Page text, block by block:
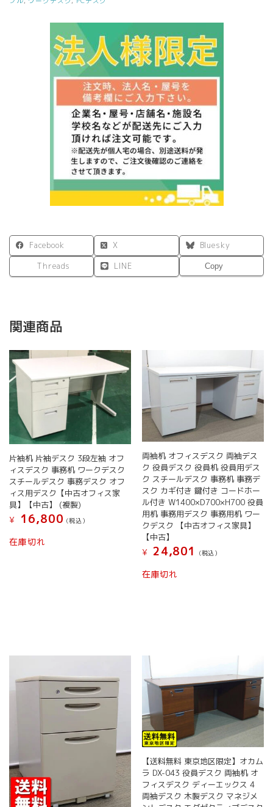
Facebook X
Bluesky
Threads
LINE Copy
関連商品
片袖机 片袖デスク 3段左袖 オフ
ィスデスク 事務机 ワークデスク
スチールデスク 事務デスク オフ
ィス用デスク【中古オフィス家
具】【中古】 (複製)
¥
16,800 (税込）
在庫切れ
両袖机 オフィスデスク 両袖デス
ク 役員デスク 役員机 役員用デス
ク スチールデスク 事務机 事務デ
スク カギ付き 鍵付き コードホー
ル付き W1400×D700×H700 役員
用机 事務用デスク 事務用机 ワー
クデスク 【中古オフィス家具】
【中古】
¥ 24,801 (税込）
在庫切れ
【送料無料 東京地区限定】オカム
ラ DX-043 役員デスク 両袖机 オ
フィスデスク ディーエックス 4
両袖デスク 木製デスク マネジメ